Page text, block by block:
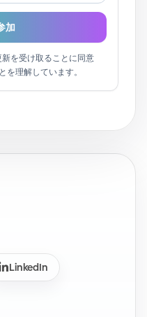
加
を受け取ることに同意
を理解しています。
LinkedIn